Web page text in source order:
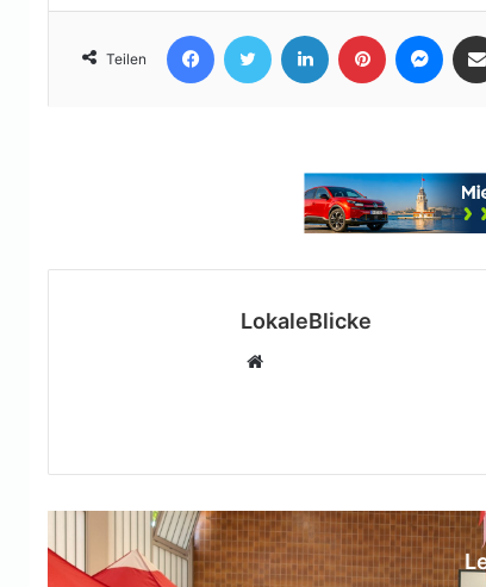
Teilen
FacebookTwitter LinkedIn Pinterest
LokaleBlicke
Webseite